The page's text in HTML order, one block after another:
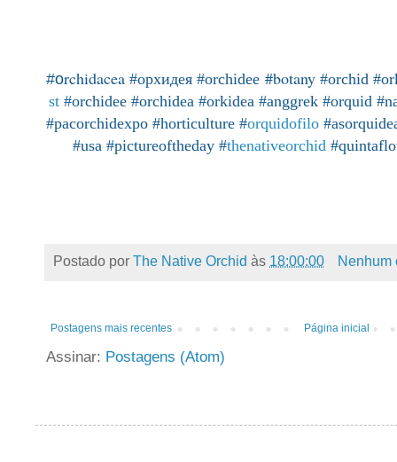
#orchidacea #орхидея #orchidee #botany #orchid
st #orchidee #orchidea #orkidea #anggrek #orquid
#pacorchidexpo #horticulture #orquidofilo
#usa #pictureoftheday #thenativeorchid
Postado por The Native Orchid às 18:00:00 Nenhum
Postagens mais recentes Página inicial
Assinar: Postagens (Atom)